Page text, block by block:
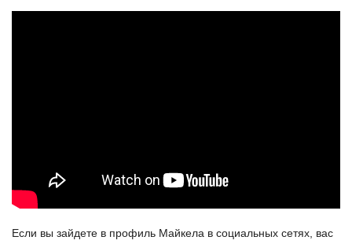
Если вы зайдете в профиль Майкела в социальных сетях, вас